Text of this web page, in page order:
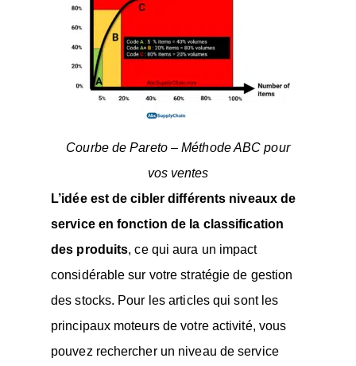
Courbe de Pareto – Méthode ABC pour
vos ventes
L’idée est de cibler différents niveaux de
service en fonction de la classification
des produits, ce qui aura un impact
considérable sur votre stratégie de gestion
des stocks. Pour les articles qui sont les
principaux moteurs de votre activité, vous
pouvez rechercher un niveau de service